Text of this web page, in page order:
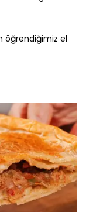
öğrendiğimiz el